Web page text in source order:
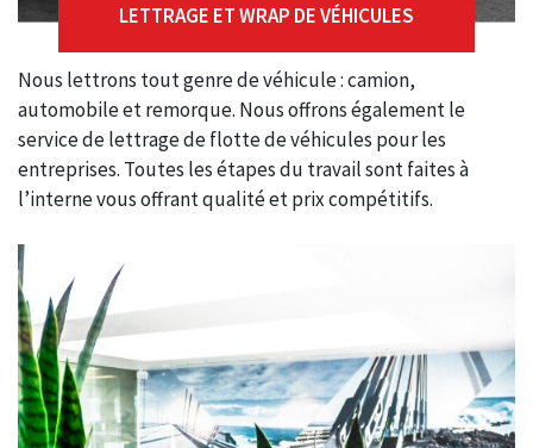
LETTRAGE ET WRAP DE VÉHICULES
Nous lettrons tout genre de véhicule : camion,
automobile et remorque. Nous offrons également le
service de lettrage de flotte de véhicules pour les
entreprises. Toutes les étapes du travail sont faites à
l’interne vous offrant qualité et prix compétitifs.